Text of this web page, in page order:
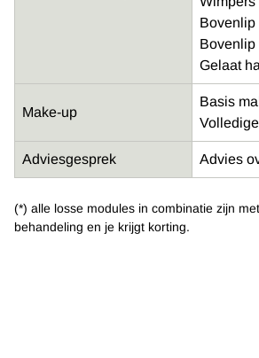
Bovenlip
Bovenlip
Gelaat
Make-up
Basis
Adviesgesprek Advies
(*) alle losse modules in combinatie zijn
behandeling en je krijgt korting.